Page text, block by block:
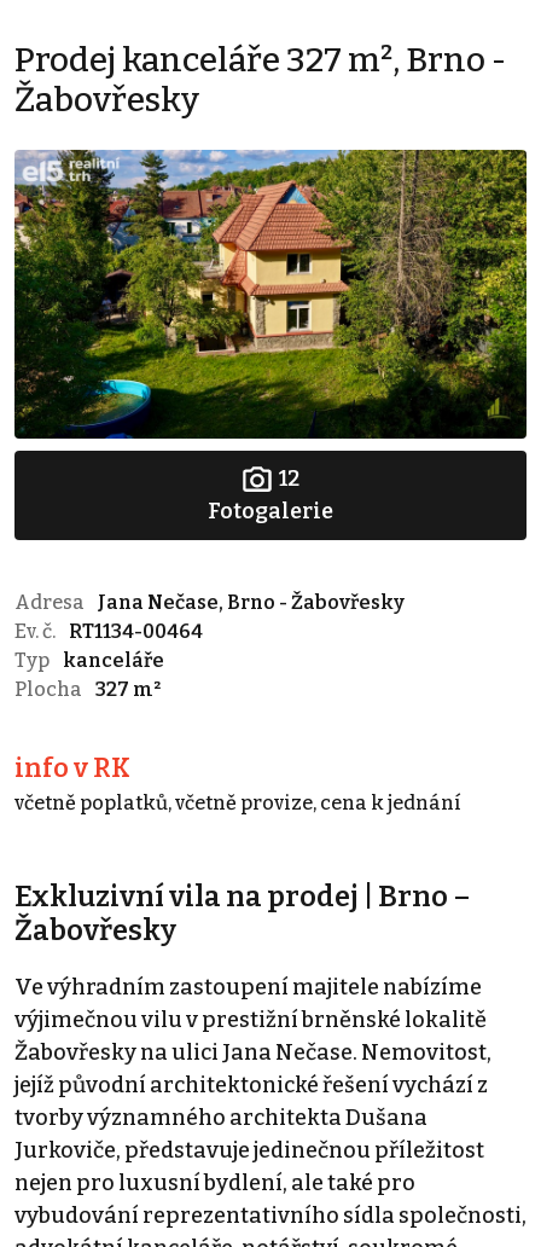
Prodej kanceláře 327 m², Brno -
Žabovřesky
12
Fotogalerie
Adresa
Jana Nečase, Brno - Žabovřesky
Ev. č.
RT1134-00464
Typ
kanceláře
Plocha
327 m²
info v RK
včetně poplatků, včetně provize, cena k jednání
Exkluzivní vila na prodej | Brno –
Žabovřesky
Ve výhradním zastoupení majitele nabízíme
výjimečnou vilu v prestižní brněnské lokalitě
Žabovřesky na ulici Jana Nečase. Nemovitost,
jejíž původní architektonické řešení vychází z
tvorby významného architekta Dušana
Jurkoviče, představuje jedinečnou příležitost
nejen pro luxusní bydlení, ale také pro
vybudování reprezentativního sídla společnosti,